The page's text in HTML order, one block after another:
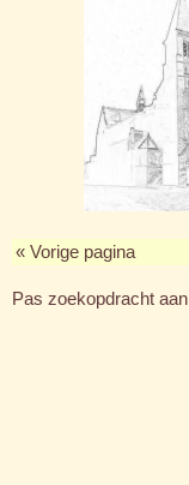
« Vorige pagina
Pas zoekopdracht aan